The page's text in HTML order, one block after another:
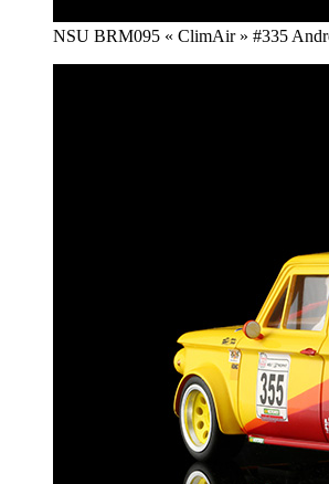
NSU BRM095 « ClimAir » #335